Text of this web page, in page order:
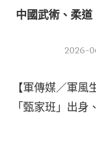
中國武術、柔
2026-
【軍傳媒／軍
「甄家班」出身